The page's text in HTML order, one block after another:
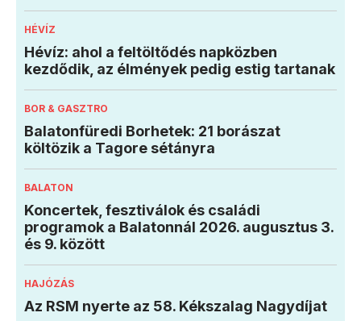
HÉVÍZ
Hévíz: ahol a feltöltődés napközben
kezdődik, az élmények pedig estig tartanak
BOR & GASZTRO
Balatonfüredi Borhetek: 21 borászat
költözik a Tagore sétányra
BALATON
Koncertek, fesztiválok és családi
programok a Balatonnál 2026. augusztus 3.
és 9. között
HAJÓZÁS
Az RSM nyerte az 58. Kékszalag Nagydíjat